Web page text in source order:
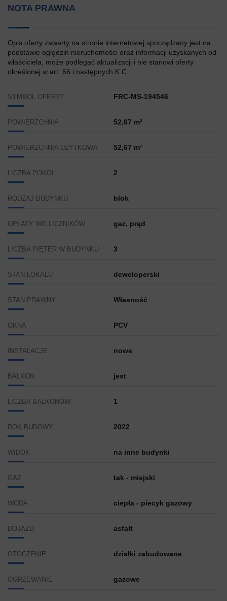
NOTA PRAWNA
Opis oferty zawarty na stronie internetowej sporządzany jest na
podstawie oględzin nieruchomości oraz informacji uzyskanych od
właściciela, może podlegać aktualizacji i nie stanowi oferty
określonej w art. 66 i następnych K.C.
SYMBOL OFERTY FRC-MS-194546
POWIERZCHNIA 52,67 m²
POWIERZCHNIA UŻYTKOWA 52,67 m²
LICZBA POKOI 2
RODZAJ BUDYNKU blok
OPŁATY WG LICZNIKÓW gaz, prąd
LICZBA PIĘTER W BUDYNKU 3
STAN LOKALU deweloperski
STAN PRAWNY Własność
OKNA PCV
INSTALACJE nowe
BALKON jest
LICZBA BALKONÓW 1
ROK BUDOWY 2022
WIDOK na inne budynki
GAZ tak - miejski
WODA ciepła - piecyk gazowy
DOJAZD asfalt
OTOCZENIE działki zabudowane
OGRZEWANIE gazowe